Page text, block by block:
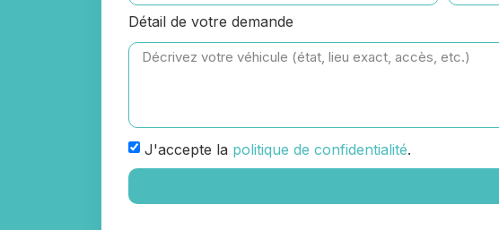
Détail de votre demande
J'accepte la politique de confidentialité.